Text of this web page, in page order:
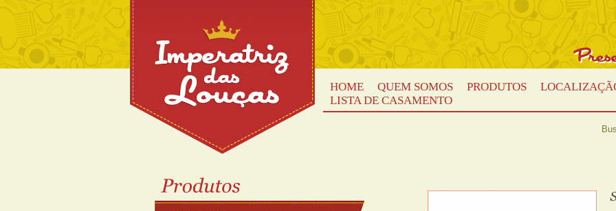
HOME QUEM SOMOS PRODUTOS
LISTA DE CASAMENTO